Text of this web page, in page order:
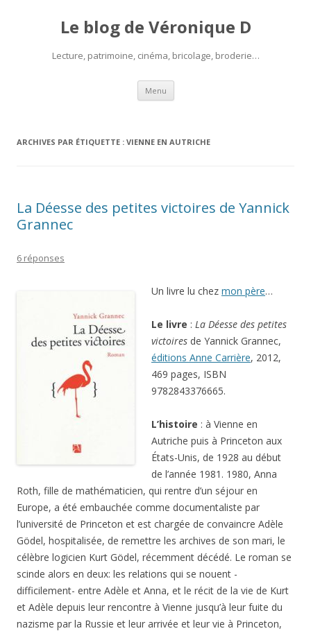
Le blog de Véronique D
Lecture, patrimoine, cinéma, bricolage, broderie…
Menu Aller
contenu
ARCHIVES PAR ÉTIQUETTE : VIENNE EN AUTRICHE
La Déesse des petites victoires de Yannick
Grannec
6 réponses
Un livre lu chez mon père…
Le livre : La Déesse des petites
victoires de Yannick Grannec,
éditions Anne Carrière, 2012,
469 pages, ISBN
9782843376665.
L’histoire : à Vienne en
Autriche puis à Princeton aux
États-Unis, de 1928 au début
de l’année 1981. 1980, Anna
Roth, fille de mathématicien, qui rentre d’un séjour en
Europe, a été embauchée comme documentaliste par
l’université de Princeton et est chargée de convaincre Adèle
Gödel, hospitalisée, de remettre les archives de son mari, le
célèbre logicien Kurt Gödel, récemment décédé. Le roman se
scinde alors en deux: les relations qui se nouent -
difficilement- entre Adèle et Anna, et le récit de la vie de Kurt
et Adèle depuis leur rencontre à Vienne jusqu’à leur fuite du
nazisme par la Russie et leur arrivée et leur vie à Princeton,